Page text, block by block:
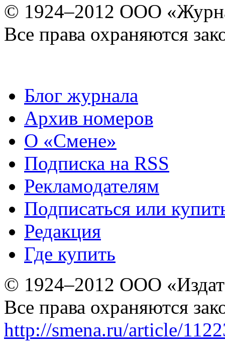
© 1924–2012 ООО
Все права охраняются
Блог журнала
Архив номеров
О «Смене»
Подписка на RSS
Рекламодателям
Подписаться или
Редакция
Где купить
© 1924–2012 ООО
Все права охраняются
http://smena.ru/article/